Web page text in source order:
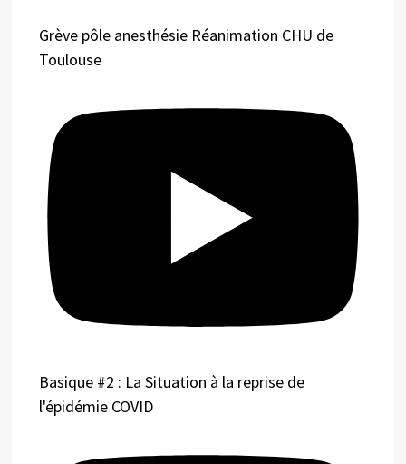
Grève pôle anesthésie Réanimation CHU de
Toulouse
Basique #2 : La Situation à la reprise de
l'épidémie COVID